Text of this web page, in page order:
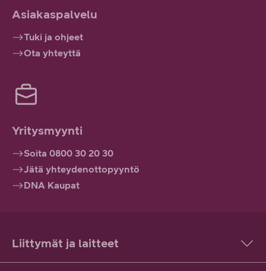
Asiakaspalvelu
Tuki ja ohjeet
Ota yhteyttä
Yritysmyynti
Soita 0800 30 20 30
Jätä yhteydenottopyyntö
DNA Kaupat
Liittymät ja laitteet